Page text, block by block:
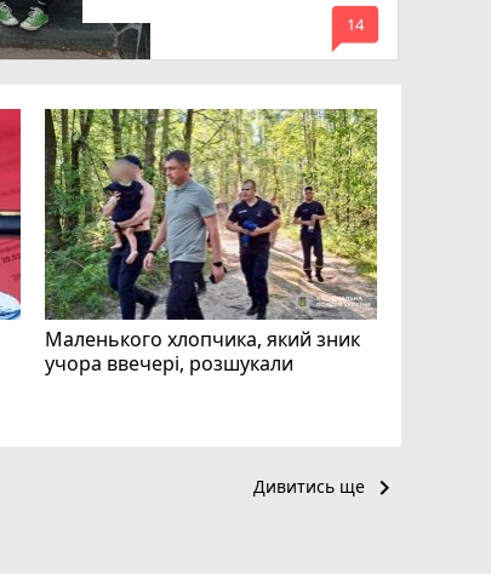
mode_comment
14
Маленького хлопчика, який зник
учора ввечері, розшукали
Дивитись ще keyboard_arrow_right